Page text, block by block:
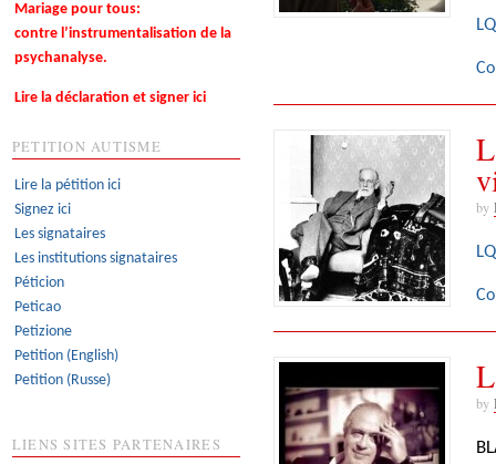
by
by
Mariage pour tous:
contre l’instrumentalisation de la
psychanalyse.
Lire la déclaration et signer ici
PETITION AUTISME
Lire la pétition ici
Signez ici
Les signataires
Les institutions signataires
Péticion
Peticao
Petizione
Petition (English)
Petition (Russe)
LIENS SITES PARTENAIRES